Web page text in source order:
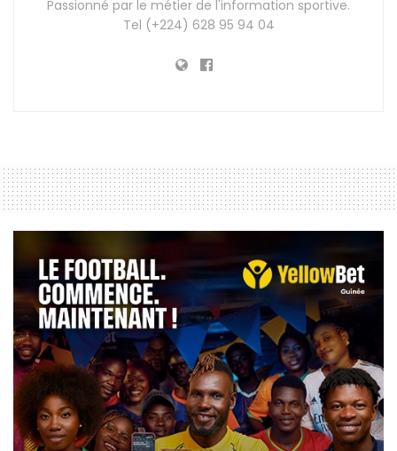
Passionné par le métier de l'information sportive.
Tel (+224) 628 95 94 04